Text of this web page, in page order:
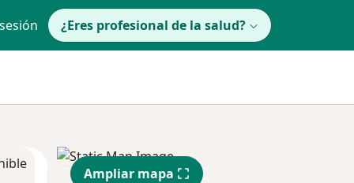
¿Eres profesional de la salud?
Ampliar mapa